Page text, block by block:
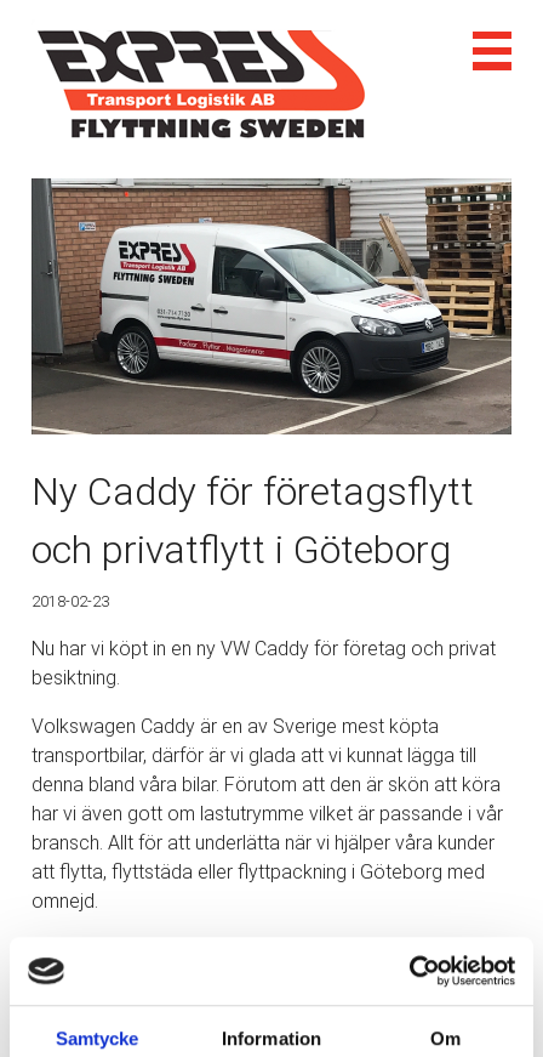
Samtycke Information Om
Ny Caddy för företagsflytt
och privatflytt i Göteborg
2018-02-23
Nu har vi köpt in en ny VW Caddy för företag och privat
besiktning.
Volkswagen Caddy är en av Sverige mest köpta
transportbilar, därför är vi glada att vi kunnat lägga till
denna bland våra bilar. Förutom att den är skön att köra
har vi även gott om lastutrymme vilket är passande i vår
bransch. Allt för att underlätta när vi hjälper våra kunder
att flytta, flyttstäda eller flyttpackning i Göteborg med
omnejd.
Läs gärna mer om våra tjänster inom flyttstädningar